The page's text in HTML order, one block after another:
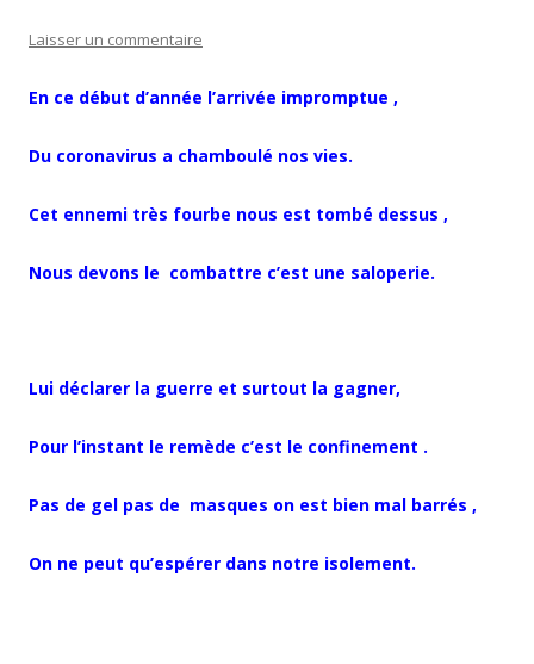
Laisser un commentaire
En ce début d’année l’arrivée impromptue ,
Du coronavirus a chamboulé nos vies.
Cet ennemi très fourbe nous est tombé dessus ,
Nous devons le combattre c’est une saloperie.
Lui déclarer la guerre et surtout la gagner,
Pour l’instant le remède c’est le confinement .
Pas de gel pas de masques on est bien mal barrés ,
On ne peut qu’espérer dans notre isolement.